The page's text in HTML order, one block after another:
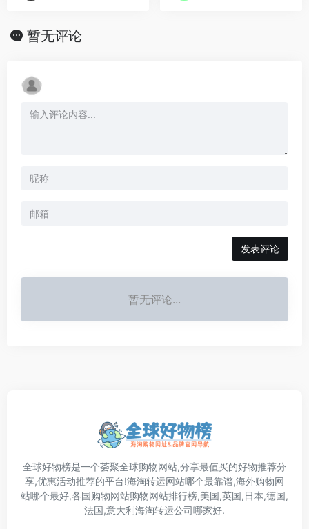
暂无评论
发表评论
暂无评论...
全球好物榜是一个荟聚全球购物网站,分享最值买的好物推荐分
享,优惠活动推荐的平台!海淘转运网站哪个最靠谱,海外购物网
站哪个最好,各国购物网站购物网站排行榜,美国,英国,日本,德国,
法国,意大利海淘转运公司哪家好.